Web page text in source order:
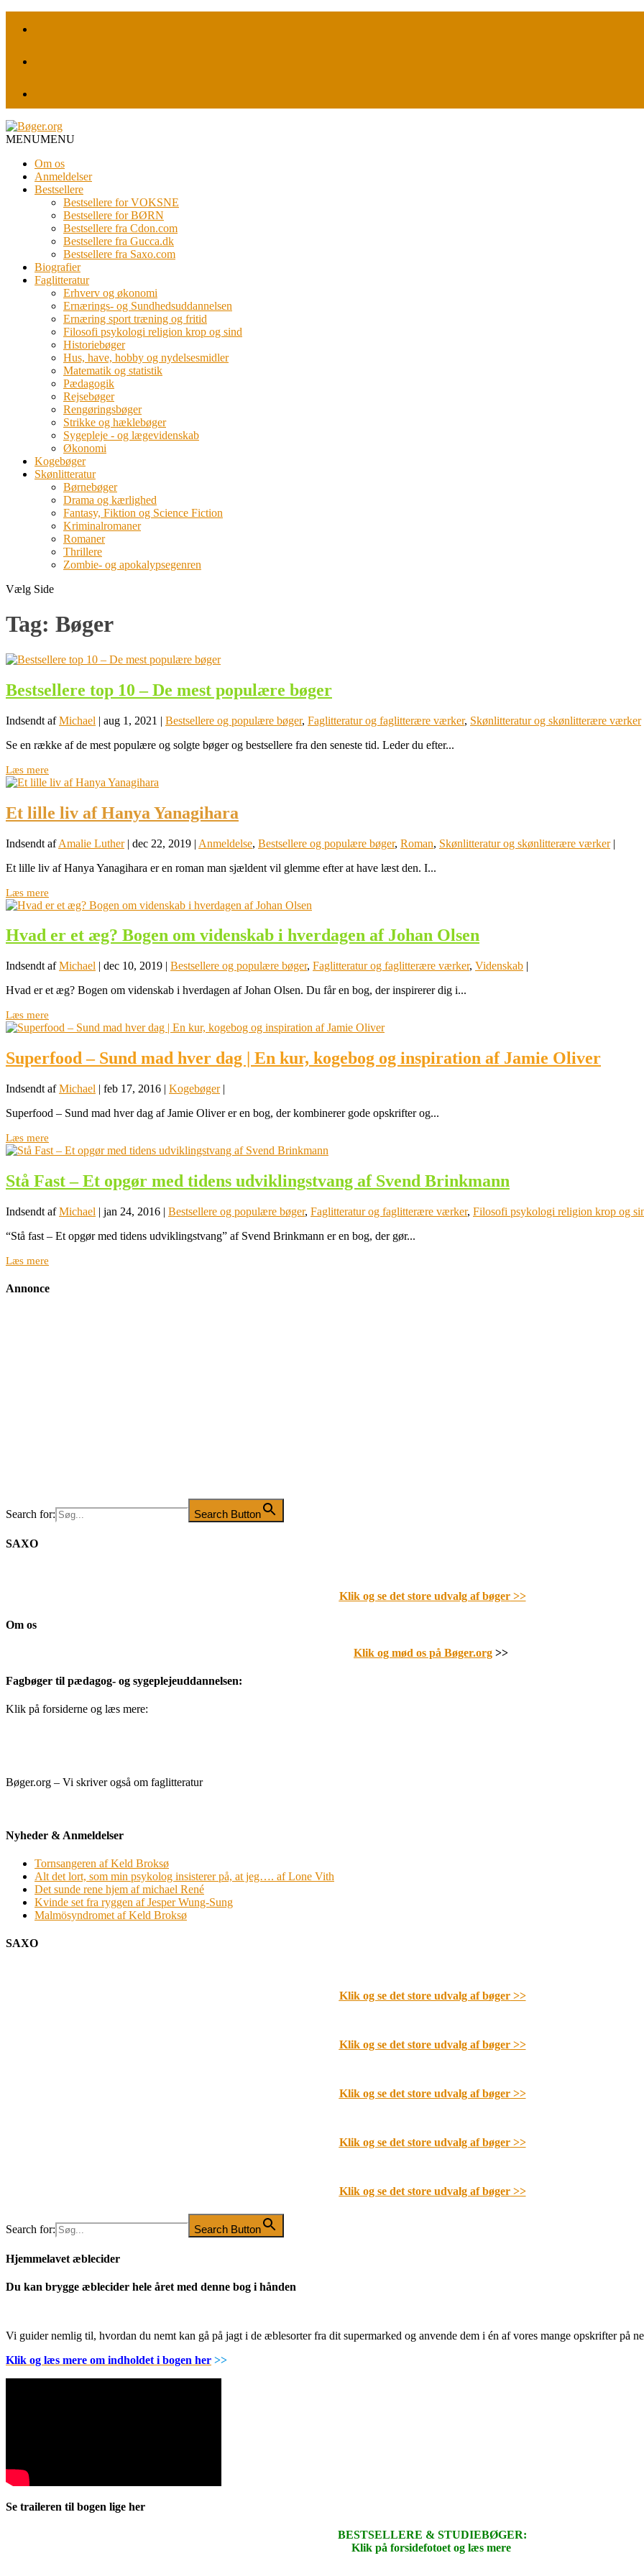
MENUMENU
Om os
Anmeldelser
Bestsellere
Bestsellere for VOKSNE
Bestsellere for BØRN
Bestsellere fra Cdon.com
Bestsellere fra Gucca.dk
Bestsellere fra Saxo.com
Biografier
Faglitteratur
Erhverv og økonomi
Ernærings- og Sundhedsuddannelsen
Ernæring sport træning og fritid
Filosofi psykologi religion krop og sind
Historiebøger
Hus, have, hobby og nydelsesmidler
Matematik og statistik
Pædagogik
Rejsebøger
Rengøringsbøger
Strikke og hæklebøger
Sygepleje - og lægevidenskab
Økonomi
Kogebøger
Skønlitteratur
Børnebøger
Drama og kærlighed
Fantasy, Fiktion og Science Fiction
Kriminalromaner
Romaner
Thrillere
Zombie- og apokalypsegenren
Vælg Side
Tag: Bøger
Bestsellere top 10 – De mest populære bøger
Indsendt afMichael | aug 1, 2021 | Bestsellere og populære bøger, Faglitteratur og faglitterære værker, Skønlitteratur og skønlitterære værker
Se en række af de mest populære og solgte bøger og bestsellere fra den seneste tid. Leder du efter...
Læs mere
Et lille liv af Hanya Yanagihara
Indsendt afAmalie Luther| dec 22, 2019 | Anmeldelse, Bestsellere og populære bøger, Roman, Skønlitteratur og skønlitterære værker|
Et lille liv af Hanya Yanagihara er en roman man sjældent vil glemme efter at have læst den. I...
Læs mere
Hvad er et æg? Bogen om videnskab i hverdagen af Johan Olsen
Indsendt afMichael | dec 10, 2019 | Bestsellere og populære bøger, Faglitteratur og faglitterære værker, Videnskab |
Hvad er et æg? Bogen om videnskab i hverdagen af Johan Olsen. Du får en bog, der inspirerer dig i...
Læs mere
Superfood – Sund mad hver dag | En kur, kogebog og inspiration af Jamie Oliver
Indsendt afMichael | feb 17, 2016 | Kogebøger|
Superfood – Sund mad hver dag af Jamie Oliver er en bog, der kombinerer gode opskrifter og...
Læs mere
Stå Fast – Et opgør med tidens udviklingstvang af Svend Brinkmann
Indsendt afMichael | jan 24, 2016 | Bestsellere og populære bøger, Faglitteratur og faglitterære værker, Filosofi psykologi religion krop og
“Stå fast – Et opgør med tidens udviklingstvang” af Svend Brinkmann er en bog, der gør...
Læs mere
Annonce
Search for: Search Button
SAXO
Klik og se det store udvalg af bøger>>
Om os
Klik og mød os på Bøger.org >>
Fagbøger til pædagog- og sygeplejeuddannelsen:
Klik på forsiderne og læs mere:
Bøger.org – Vi skriver også om faglitteratur
Nyheder & Anmeldelser
Tornsangeren af Keld Broksø
Alt det lort, som min psykolog insisterer på, at jeg…. af Lone Vith
Det sunde rene hjem af michael René
Kvinde set fra ryggen af Jesper Wung-Sung
Malmösyndromet af Keld Broksø
SAXO
Klik og se det store udvalg af bøger>>
Klik og se det store udvalg af bøger>>
Klik og se det store udvalg af bøger>>
Klik og se det store udvalg af bøger>>
Klik og se det store udvalg af bøger>>
Search for: Search Button
Hjemmelavet æblecider
Du kan brygge æblecider hele året med denne bog i hånden
Vi guider nemlig til, hvordan du nemt kan gå på jagt i de æblesorter fra dit supermarked og anvende dem i én af vores mange opskrifter på
Klik og læs mere om indholdet i bogen her >>
Se traileren til bogen lige her
BESTSELLERE & STUDIEBØGER:
Klik på forsidefotoet og læs mere.